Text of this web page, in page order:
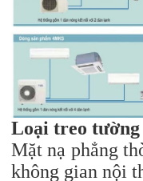
Loại treo tường
Mặt nạ phẳng
không gian nội